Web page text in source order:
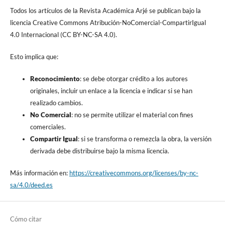
Todos los artículos de la Revista Académica Arjé se publican bajo la
licencia Creative Commons Atribución-NoComercial-CompartirIgual
4.0 Internacional (CC BY-NC-SA 4.0).
Esto implica que:
Reconocimiento: se debe otorgar crédito a los autores
originales, incluir un enlace a la licencia e indicar si se han
realizado cambios.
No Comercial: no se permite utilizar el material con fines
comerciales.
Compartir Igual: si se transforma o remezcla la obra, la versión
derivada debe distribuirse bajo la misma licencia.
Más información en: https://creativecommons.org/licenses/by-nc-
sa/4.0/deed.es
Cómo citar